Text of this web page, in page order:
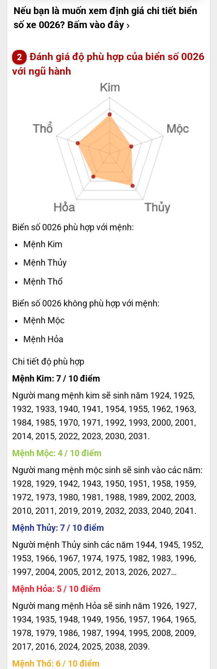
Nếu bạn là muốn xem định giá chi tiết biển
số xe 0026? Bấm vào đây
Đánh giá độ phù hợp của biển số 0026
với ngũ hành
Biển số 0026 phù hợp với mệnh:
Mệnh Kim
Mệnh Thủy
Mệnh Thổ
Biển số 0026 không phù hợp với mệnh:
Mệnh Mộc
Mệnh Hỏa
Chi tiết độ phù hợp
Mệnh Kim: 7 / 10 điểm
Người mang mệnh kim sẽ sinh năm 1924, 1925,
1932, 1933, 1940, 1941, 1954, 1955, 1962, 1963,
1984, 1985, 1970, 1971, 1992, 1993, 2000, 2001,
2014, 2015, 2022, 2023, 2030, 2031.
Mệnh Mộc: 4 / 10 điểm
Người mang mệnh mộc sinh sẽ sinh vào các năm:
1928, 1929, 1942, 1943, 1950, 1951, 1958, 1959,
1972, 1973, 1980, 1981, 1988, 1989, 2002, 2003,
2010, 2011, 2019, 2019, 2032, 2033, 2040, 2041.
Mệnh Thủy: 7 / 10 điểm
Người mệnh Thủy sinh các năm 1944, 1945, 1952,
1953, 1966, 1967, 1974, 1975, 1982, 1983, 1996,
1997, 2004, 2005, 2012, 2013, 2026, 2027…
Mệnh Hỏa: 5 / 10 điểm
Người mang mệnh Hỏa sẽ sinh năm 1926, 1927,
1934, 1935, 1948, 1949, 1956, 1957, 1964, 1965,
1978, 1979, 1986, 1987, 1994, 1995, 2008, 2009,
2017, 2016, 2024, 2025, 2038, 2039.
Mệnh Thổ: 6 / 10 điểm